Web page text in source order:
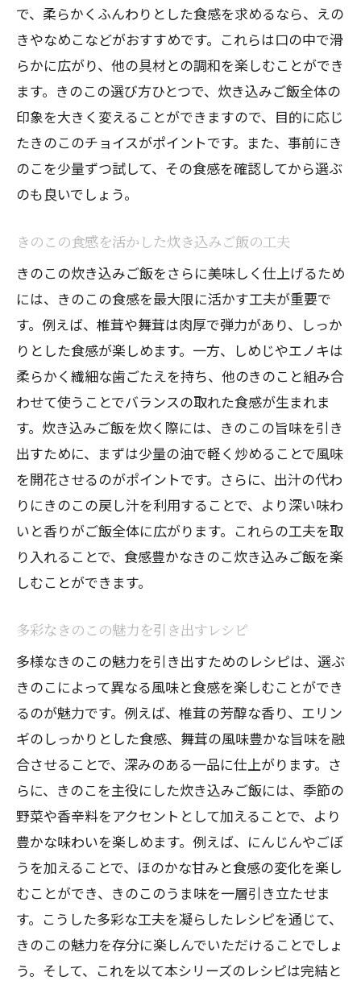
で、柔らかくふんわりとした食感を求めるなら、えの
きやなめこなどがおすすめです。これらは口の中で滑
らかに広がり、他の具材との調和を楽しむことができ
ます。きのこの選び方ひとつで、炊き込みご飯全体の
印象を大きく変えることができますので、目的に応じ
たきのこのチョイスがポイントです。また、事前にき
のこを少量ずつ試して、その食感を確認してから選ぶ
のも良いでしょう。
きのこの食感を活かした炊き込みご飯の工夫
きのこの炊き込みご飯をさらに美味しく仕上げるため
には、きのこの食感を最大限に活かす工夫が重要で
す。例えば、椎茸や舞茸は肉厚で弾力があり、しっか
りとした食感が楽しめます。一方、しめじやエノキは
柔らかく繊細な歯ごたえを持ち、他のきのこと組み合
わせて使うことでバランスの取れた食感が生まれま
す。炊き込みご飯を炊く際には、きのこの旨味を引き
出すために、まずは少量の油で軽く炒めることで風味
を開花させるのがポイントです。さらに、出汁の代わ
りにきのこの戻し汁を利用することで、より深い味わ
いと香りがご飯全体に広がります。これらの工夫を取
り入れることで、食感豊かなきのこ炊き込みご飯を楽
しむことができます。
多彩なきのこの魅力を引き出すレシピ
多様なきのこの魅力を引き出すためのレシピは、選ぶ
きのこによって異なる風味と食感を楽しむことができ
るのが魅力です。例えば、椎茸の芳醇な香り、エリン
ギのしっかりとした食感、舞茸の風味豊かな旨味を融
合させることで、深みのある一品に仕上がります。さ
らに、きのこを主役にした炊き込みご飯には、季節の
野菜や香辛料をアクセントとして加えることで、より
豊かな味わいを楽しめます。例えば、にんじんやごぼ
うを加えることで、ほのかな甘みと食感の変化を楽し
むことができ、きのこのうま味を一層引き立たせま
す。こうした多彩な工夫を凝らしたレシピを通じて、
きのこの魅力を存分に楽しんでいただけることでしょ
う。そして、これを以て本シリーズのレシピは完結と